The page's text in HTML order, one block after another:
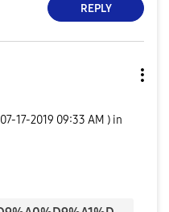
REPLY
‎07-17-2019 09:33 AM ) in